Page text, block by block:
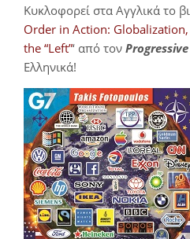
Κυκλοφορεί στα Αγγλικά το
Order in Action:
the “Left”‘ από τον
Ελληνικά!